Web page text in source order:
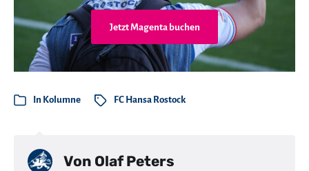
Jetzt Magenta buchen
In Kolumne FC Hansa Rostock
Von Olaf Peters